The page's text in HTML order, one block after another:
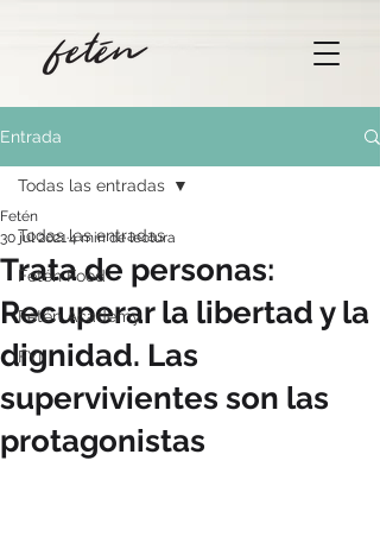
Entrada
Todas las entradas
Fetén Food
Fetén Academy
FYI
Todas las entradas
Trata de personas:
Recuperar la libertad y la
dignidad. Las
supervivientes son las
protagonistas
Fetén
30 jul 20214 min de lectura